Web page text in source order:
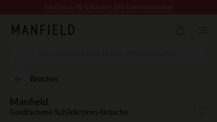
Broches
Manfield
Goldfarbene Schildkröten-Brosche